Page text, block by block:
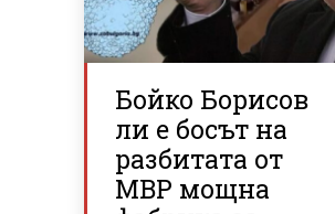
Бойко Борисов
ли е босът на
разбитата от
МВР мощна